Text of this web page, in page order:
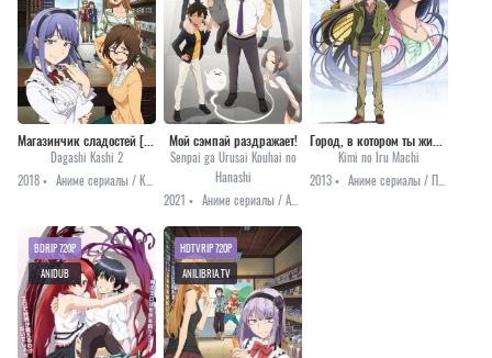
Dagashi Kashi 2
2018 •
Мой сэмпай раздражает!
Senpai ga Urusai Kouhai no
Hanashi
2021 •
Kimi no Iru Machi
2013 •
BDRIP 720P
ANIDUB
HDTVRIP 720P
ANILIBRIA.TV